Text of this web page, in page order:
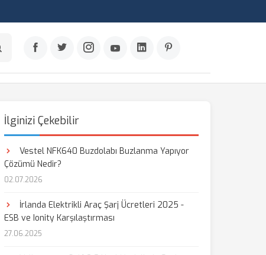
İlginizi Çekebilir
Vestel NFK640 Buzdolabı Buzlanma Yapıyor
Çözümü Nedir?
02.07.2026
İrlanda Elektrikli Araç Şarj Ücretleri 2025 -
ESB ve Ionity Karşılaştırması
27.06.2025